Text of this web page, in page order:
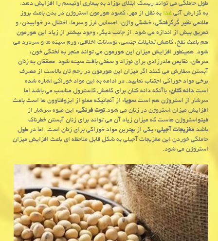
طول حاملگی می تواند ریسك ابتلای نوزاد به بیماری اوتیسم را افزایش دهد.
به گزارش آنیغذابه نقل از مهر، كمبود هورمون استروژن در بدن باعث بروز
علائمی نظیر گُرگرفتگی، خشكی واژن، احساس لرز و سرما، اختلال در خوابیدن، و
تعریق بیش از اندازه می شود. از جانب دیگر، وجود بیشتر از زیاد این هورمون
هم باعث نفخ، كاهش تمایلات جنسی، نوسانات اخلاقی، ورم سینه ها و سردرد می
شود. همینطور افزایش میزان این هورمون می تواند منجر به لختگی خون،
سرطان، نقایص مادرزادی برای نوزاد و سفتی بافت سینه شود. محققان به زنان
آبستن سفارش می كنند اگر میزان این هورمون در رحم تان بالاست از مصرف
برخی مواد خوراكی اجتناب نمایید. در ادامه به این مواد خوراكی اشاره شده
است.دانه كتان: باآنكه دانه كتان برای كاهش كلسترول مناسب می باشد اما
سرشار از استروژن هم است.سویا: از آنجائیكه مملو از ایزوفلاوون ها است باعث
افزایش میزان استروژن در زنان می شود.توت فرنگی: این میوه سرشار از
فیتواستروژن هاست كه میزان زیاد آن می تواند برای زنان آبستن خطرناك
باشد.مغزیجات آجیلی: یكی از بهترین مواد خوراكی برای زنان است. اما در طول
حاملگی خوردن این مغزیجات آجیلی به شكل قابل ملاحظه ای باعث افزایش میزان
استروژن می شود.